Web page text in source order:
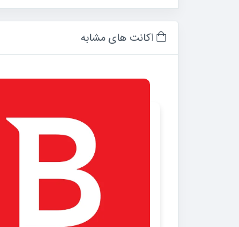
اکانت های مشابه